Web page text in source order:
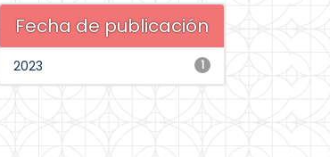
Fecha de publicación
1
2023